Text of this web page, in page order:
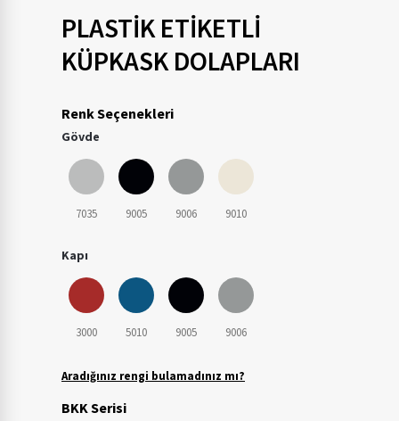
PLASTIK ETIKETLI
KÜPKASK DOLAPLARI
Renk Seçenekleri
Gövde
7035 9005 9006 9010
Kapı
3000 5010 9005 9006
Aradığınız rengi bulamadınız mı?
BKK Serisi